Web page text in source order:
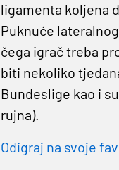
ligamenta koljena
Puknuće
čega igrač treba
biti nekoliko
Bundeslige kao i
rujna).
Odigraj na svoje